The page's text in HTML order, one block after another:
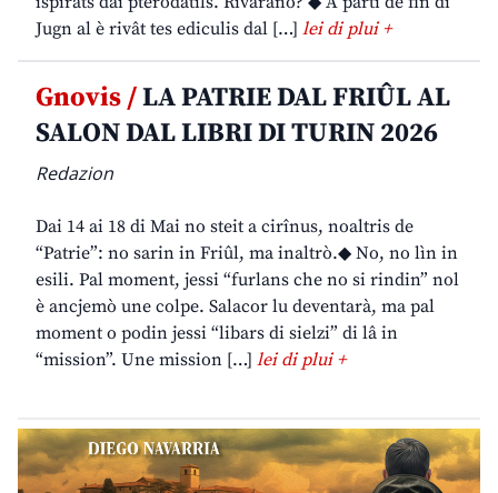
Jugn al è rivât tes ediculis dal […] lei di plui +
Gnovis /LA PATRIE DAL FRIÛL AL
SALON DAL LIBRI DI TURIN 2026
Redazion
Dai 14 ai 18 di Mai no steit a cirînus, noaltris de
“Patrie”: no sarin in Friûl, ma inaltrò.◆ No, no lìn in
esili. Pal moment, jessi “furlans che no si rindin” nol
è ancjemò une colpe. Salacor lu deventarà, ma pal
moment o podin jessi “libars di sielzi” di lâ in
“mission”. Une mission […] lei di plui +